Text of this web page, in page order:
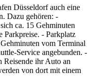
Düsseldorf auch eine
Dazu gehören: -
ca. 15 Gehminuten
Parkpreise. - Parkplatz
vom Terminal
Service angebunden. -
Reisende ihr Auto an
von dort mit einem